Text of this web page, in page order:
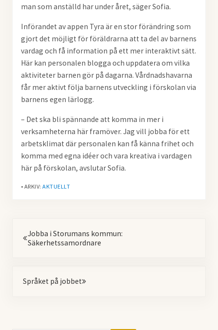
man som anställd har under året, säger Sofia.
Införandet av appen Tyra är en stor förändring som
gjort det möjligt för föräldrarna att ta del av barnens
vardag och få information på ett mer interaktivt sätt.
Här kan personalen blogga och uppdatera om vilka
aktiviteter barnen gör på dagarna. Vårdnadshavarna
får mer aktivt följa barnens utveckling i förskolan via
barnens egen lärlogg.
– Det ska bli spännande att komma in mer i
verksamheterna här framöver. Jag vill jobba för ett
arbetsklimat där personalen kan få känna frihet och
komma med egna idéer och vara kreativa i vardagen
här på förskolan, avslutar Sofia.
• ARKIV:AKTUELLT
Jobba i Storumans kommun:
Säkerhetssamordnare
Språket på jobbet